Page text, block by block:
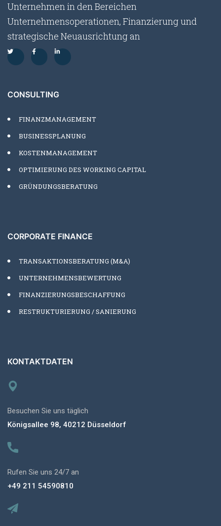
Unternehmen in den Bereichen
Unternehmensoperationen, Finanzierung und
strategische Neuausrichtung an
CONSULTING
FINANZMANAGEMENT
BUSINESSPLANUNG
KOSTENMANAGEMENT
OPTIMIERUNG DES WORKING CAPITAL
GRÜNDUNGSBERATUNG
CORPORATE FINANCE
TRANSAKTIONSBERATUNG (M&A)
UNTERNEHMENSBEWERTUNG
FINANZIERUNGSBESCHAFFUNG
RESTRUKTURIERUNG / SANIERUNG
KONTAKTDATEN
Besuchen Sie uns täglich
Königsallee 98, 40212 Düsseldorf
Rufen Sie uns 24/7 an
+49 211 54590810